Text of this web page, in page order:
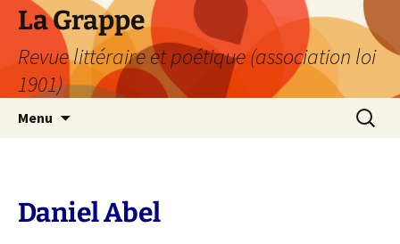
Aller
contenu
La Grappe
Revue littéraire et poétique (association loi
1901)
Menu
Daniel Abel